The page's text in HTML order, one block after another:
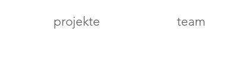
projekte team